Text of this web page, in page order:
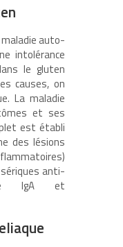
auto-
intolérance
le gluten
causes, on
La maladie
et ses
est établi
des lésions
sériques anti-
IgA et